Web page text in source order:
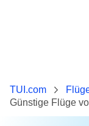
TUI.com
Günstige Flüge